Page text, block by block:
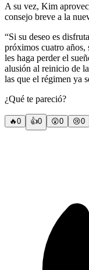
A su vez, Kim
consejo breve a la
“Si su deseo es
próximos cuatro años,
les haga perder el
alusión al reinicio de
las que el régimen ya
¿Qué te pareció?
🔥0 👍0 😲0 😢0